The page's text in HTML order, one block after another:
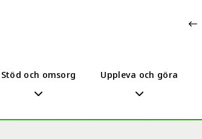
Stöd och omsorg Uppleva och göra